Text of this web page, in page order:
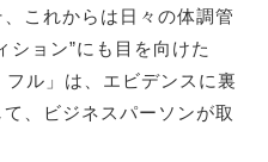
これからは日々の体調管
ション”にも目を向けた
ル」は、エビデンスに裏
、ビジネスパーソンが取